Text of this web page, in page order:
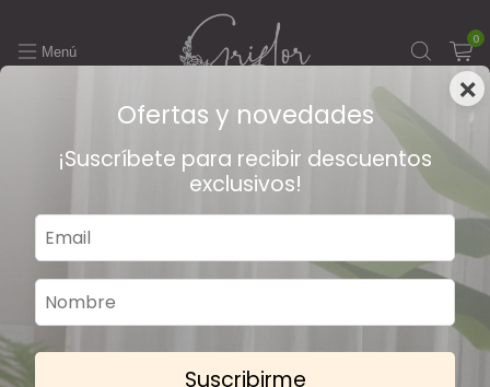
0
7
×
Ofertas y novedades
¡Suscríbete para recibir descuentos
exclusivos!
Suscribirme